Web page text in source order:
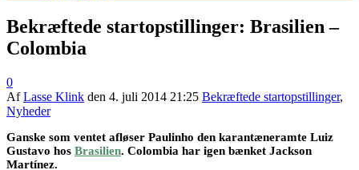
Bekræftede startopstillinger: Brasilien –
Colombia
0
AfLasse Klink den 4. juli 2014 21:25 Bekræftede startopstillinger,
Nyheder
Ganske som ventet afløser Paulinho den karantæneramte Luiz
Gustavo hos Brasilien. Colombia har igen bænket Jackson
Martínez.